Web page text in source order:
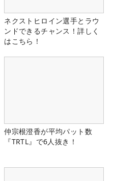
ネクストヒロイン選手とラウ
ンドできるチャンス！詳しく
はこちら！
仲宗根澄香が平均パット数
『TRTL』で6人抜き！